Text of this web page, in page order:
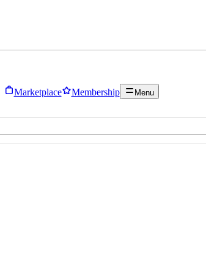
Marketplace Membership Menu